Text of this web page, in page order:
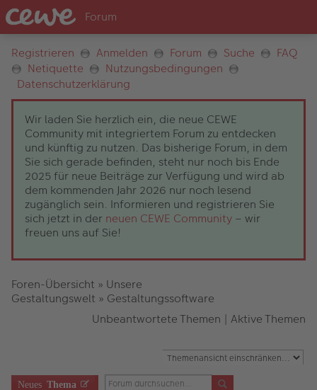
Registrieren Anmelden Forum Suche
FAQ
Netiquette
Nutzungsbedingungen
Datenschutzerklärung
Wir laden Sie herzlich ein, die neue CEWE
Community mit integriertem Forum zu entdecken
und künftig zu nutzen. Das bisherige Forum, in dem
Sie sich gerade befinden, steht nur noch bis Ende
2025 für neue Beiträge zur Verfügung und wird ab
dem kommenden Jahr 2026 nur noch lesend
zugänglich sein. Informieren und registrieren Sie
sich jetzt in der neuen CEWE Community – wir
freuen uns auf Sie!
Foren-Übersicht » Unsere
Gestaltungswelt » Gestaltungssoftware
Unbeantwortete Themen | Aktive Themen
Neues Thema